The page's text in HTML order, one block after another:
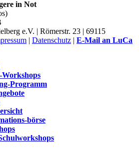
in Not
e.V. | Römerstr. 23 | 69115
| Datenschutz | E-Mail an LuCa
Programm
börse